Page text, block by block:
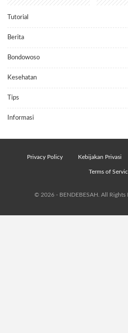
Tutorial
Berita
Bondowoso
Kesehatan
Tips
Informasi
Privacy Policy Kebijakan Privasi
Terms of
© 2026 - BENDEBESAH. All Rights